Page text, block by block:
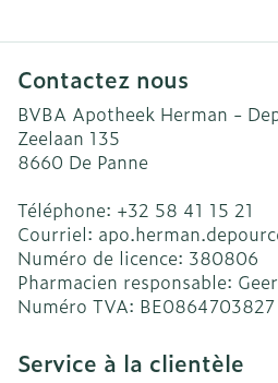
Contactez nous
BVBA Apotheek Herman -
Zeelaan 135
8660 De Panne
Téléphone: +32 58 41 15 21
Courriel:
Numéro de licence: 380806
Pharmacien responsable:
Numéro TVA: BE0864703827
Service à la clientèle